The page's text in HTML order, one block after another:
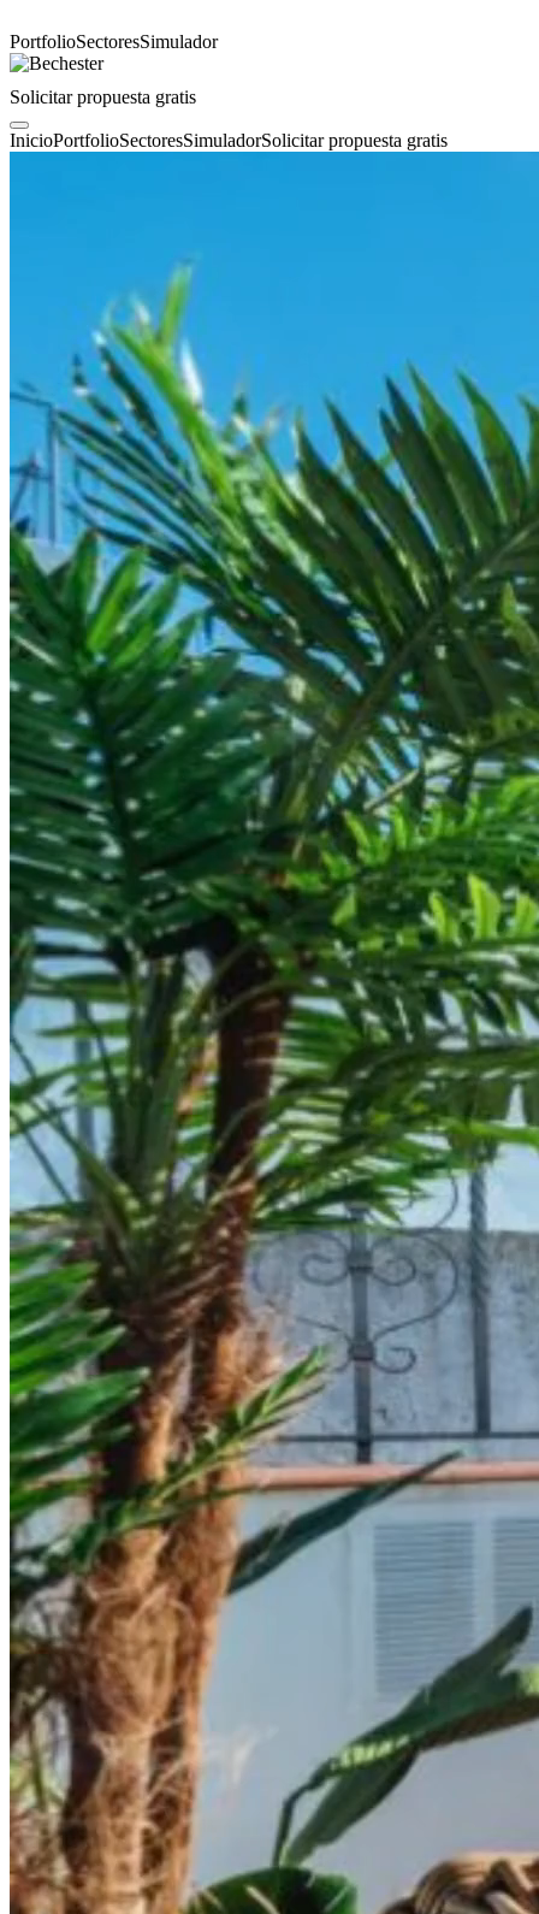
PortfolioSectoresSimulador
Solicitar propuesta gratis
InicioPortfolioSectoresSimuladorSolicitar propuesta gratis